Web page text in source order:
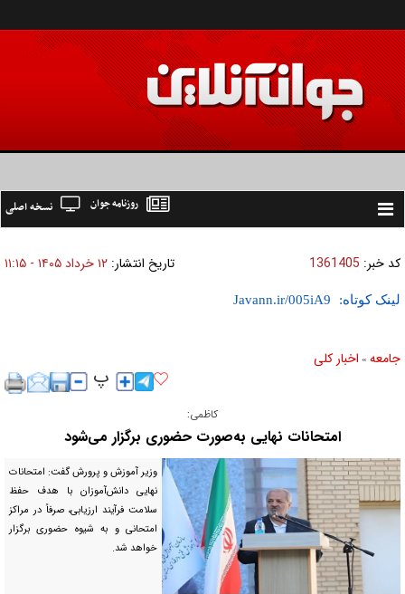
Toggle
نسخه اصلی روزنامه جوان
کد خبر: 1361405 تاریخ انتشار: ۱۲ خرداد ۱۴۰۵ - ۱۱:۱۵
لینک کوتاه:
جامعه » اخبار كلی
کاظمی:
امتحانات نهایی به‌صورت حضوری برگزار می‌شود
وزیر آموزش و پرورش گفت: امتحانات
نهایی دانش‌آموزان با هدف حفظ
سلامت فرآیند ارزیابی، صرفاً در مراکز
امتحانی و به شیوه حضوری برگزار
خواهد شد.